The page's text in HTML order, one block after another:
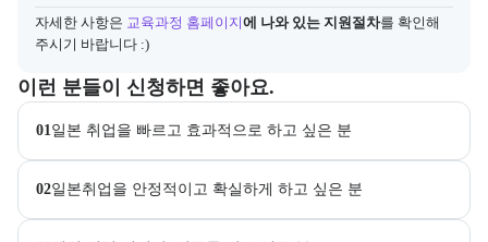
자세한 사항은 교육과정 홈페이지에 나와 있는 지원절차를 확인해
주시기 바랍니다 :)
이런 분들이 신청하면 좋아요.
이 교육과정이 어떤 분들께 추천되는지 항목으로 안내한다. 더보기
01일본 취업을 빠르고 효과적으로 하고 싶은 분
02일본취업을 안정적이고 확실하게 하고 싶은 분